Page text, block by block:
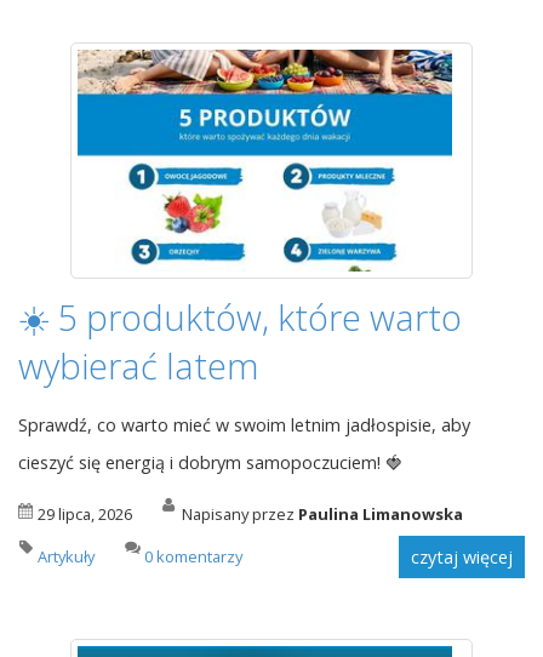
☀️ 5 produktów, które warto
wybierać latem
Sprawdź, co warto mieć w swoim letnim jadłospisie, aby
cieszyć się energią i dobrym samopoczuciem! 🍓
29 lipca, 2026 Napisany przez Paulina Limanowska
Artykuły
0 komentarzy czytaj więcej